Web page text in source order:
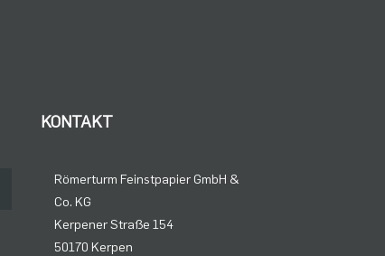
KONTAKT
Römerturm Feinstpapier GmbH &
Co. KG
Kerpener Straße 154
50170 Kerpen